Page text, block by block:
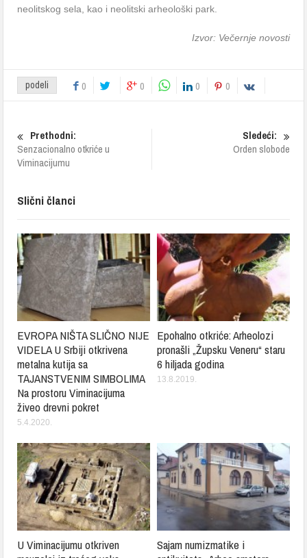
neolitskog sela, kao i neolitski arheološki park.
Izvor: Večernje novosti
podeli 0 0 0 0
Prethodni:
Senzacionalno otkriće u
Viminacijumu
Sledeći:
Orden slobode
Slični članci
EVROPA NIŠTA SLIČNO NIJE
VIDELA U Srbiji otkrivena
metalna kutija sa
TAJANSTVENIM SIMBOLIMA
Na prostoru Viminacijuma
živeo drevni pokret
5.4.2020.
Epohalno otkriće: Arheolozi
pronašli „Župsku Veneru“ staru
6 hiljada godina
13.8.2019.
U Viminacijumu otkriven
Sajam numizmatike i